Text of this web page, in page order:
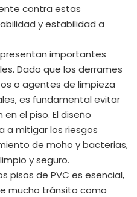
contra estas
y estabilidad a
presentan importantes
Dado que los derrames
o agentes de limpieza
es fundamental evitar
el piso. El diseño
a mitigar los riesgos
de moho y bacterias,
y seguro.
pisos de PVC es esencial,
mucho tránsito como